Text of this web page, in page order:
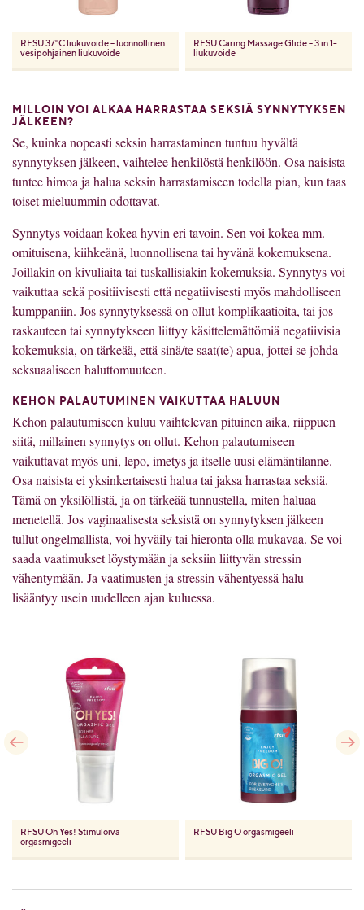
RFSU37°C liukuvoide – luonnollinen
vesipohjainen liukuvoide
RFSUCaring Massage Glide – 3 in 1-
liukuvoide
MILLOIN VOI ALKAA HARRASTAA SEKSIÄ SYNNYTYKSEN
JÄLKEEN?
Se, kuinka nopeasti seksin harrastaminen tuntuu hyvältä
synnytyksen jälkeen, vaihtelee henkilöstä henkilöön. Osa naisista
tuntee himoa ja halua seksin harrastamiseen todella pian, kun taas
toiset mieluummin odottavat.
Synnytys voidaan kokea hyvin eri tavoin. Sen voi kokea mm.
omituisena, kiihkeänä, luonnollisena tai hyvänä kokemuksena.
Joillakin on kivuliaita tai tuskallisiakin kokemuksia. Synnytys voi
vaikuttaa sekä positiivisesti että negatiivisesti myös mahdolliseen
kumppaniin. Jos synnytyksessä on ollut komplikaatioita, tai jos
raskauteen tai synnytykseen liittyy käsittelemättömiä negatiivisia
kokemuksia, on tärkeää, että sinä/te saat(te) apua, jottei se johda
seksuaaliseen haluttomuuteen.
KEHON PALAUTUMINEN VAIKUTTAA HALUUN
Kehon palautumiseen kuluu vaihtelevan pituinen aika, riippuen
siitä, millainen synnytys on ollut. Kehon palautumiseen
vaikuttavat myös uni, lepo, imetys ja itselle uusi elämäntilanne.
Osa naisista ei yksinkertaisesti halua tai jaksa harrastaa seksiä.
Tämä on yksilöllistä, ja on tärkeää tunnustella, miten haluaa
menetellä. Jos vaginaalisesta seksistä on synnytyksen jälkeen
tullut ongelmallista, voi hyväily tai hieronta olla mukavaa. Se voi
saada vaatimukset löystymään ja seksiin liittyvän stressin
vähentymään. Ja vaatimusten ja stressin vähentyessä halu
lisääntyy usein uudelleen ajan kuluessa.
RFSUOh Yes! Stimuloiva
orgasmigeeli
RFSU Big O orgasmigeeli